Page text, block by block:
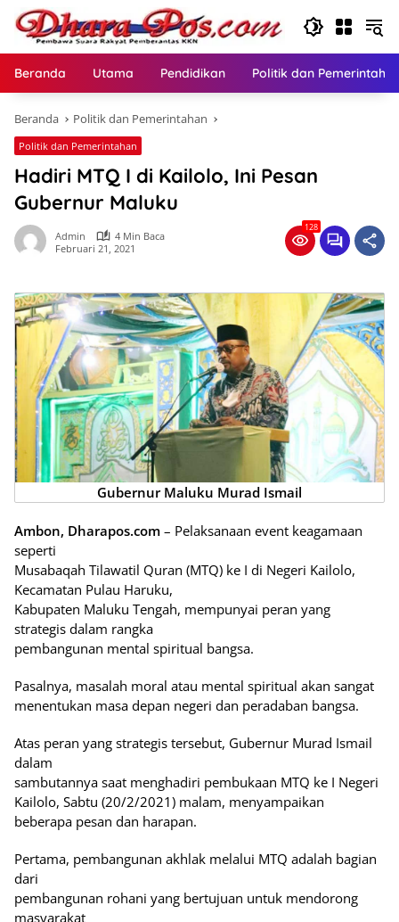
Langsung
konten
Beranda Utama Pendidikan Politik dan
Beranda Politik dan Pemerintahan
Politik dan Pemerintahan
Hadiri MTQ I di Kailolo, Ini Pesan
Gubernur Maluku
Admin
4 Min Baca
Februari 21, 2021
128
Gubernur Maluku Murad Ismail
Ambon, Dharapos.com – Pelaksanaan event keagamaan
seperti
Musabaqah Tilawatil Quran (MTQ) ke I di Negeri Kailolo,
Kecamatan Pulau Haruku,
Kabupaten Maluku Tengah, mempunyai peran yang
strategis dalam rangka
pembangunan mental spiritual bangsa.
Pasalnya, masalah moral atau mental spiritual akan sangat
menentukan masa depan negeri dan peradaban bangsa.
Atas peran yang strategis tersebut, Gubernur Murad Ismail
dalam
sambutannya saat menghadiri pembukaan MTQ ke I Negeri
Kailolo, Sabtu (20/2/2021) malam, menyampaikan
beberapa pesan dan harapan.
Pertama, pembangunan akhlak melalui MTQ adalah bagian
dari
pembangunan rohani yang bertujuan untuk mendorong
masyarakat